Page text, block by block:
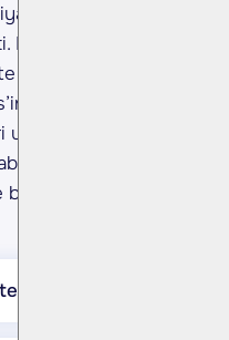
not indirimi
Yatırım Ekonomisti
Fitch, 2011’de S&P not
bu adımı sürpriz değil.
vadede borçlanma
özellikle
yaratabilir.”